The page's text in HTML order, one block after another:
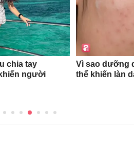
chia tay
người
Vì sao dưỡng
thể khiến làn